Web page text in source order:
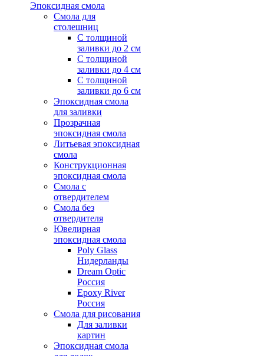
Эпоксидная смола
Смола для
столешниц
С толщиной
заливки до 2 см
С толщиной
заливки до 4 см
С толщиной
заливки до 6 см
Эпоксидная смола
для заливки
Прозрачная
эпоксидная смола
Литьевая эпоксидная
смола
Конструкционная
эпоксидная смола
Смола с
отвердителем
Смола без
отвердителя
Ювелирная
эпоксидная смола
Poly Glass
Нидерланды
Dream Optic
Россия
Epoxy River
Россия
Смола для рисования
Для заливки
картин
Эпоксидная смола